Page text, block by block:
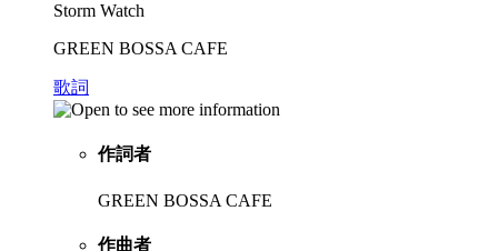
Storm Watch
GREEN BOSSA CAFE
歌詞
作詞者
GREEN BOSSA CAFE
作曲者